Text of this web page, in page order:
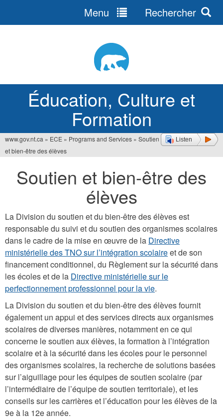
Éducation, Culture et
Formation
Menu Rechercher
Listen
Vous
êtes
ici
www.gov.nt.ca » ECE » Programs and Services » Soutien
et bien-être des élèves
Soutien et bien-être des
élèves
La Division du soutien et du bien-être des élèves est
responsable du suivi et du soutien des organismes scolaires
dans le cadre de la mise en œuvre de la Directive
ministérielle des TNO sur l’intégration scolaireet de son
financement conditionnel, du Règlement sur la sécurité dans
les écoles et de la Directive ministérielle sur le
perfectionnement professionnel pour la vie.
La Division du soutien et du bien-être des élèves fournit
également un appui et des services directs aux organismes
scolaires de diverses manières, notamment en ce qui
concerne le soutien aux élèves, la formation à l’intégration
scolaire et à la sécurité dans les écoles pour le personnel
des organismes scolaires, la recherche de solutions basées
sur l’aiguillage pour les équipes de soutien scolaire (par
l’intermédiaire de l’équipe de soutien territoriale), et les
conseils sur les carrières et l’éducation pour les élèves de la
9e à la 12e année.